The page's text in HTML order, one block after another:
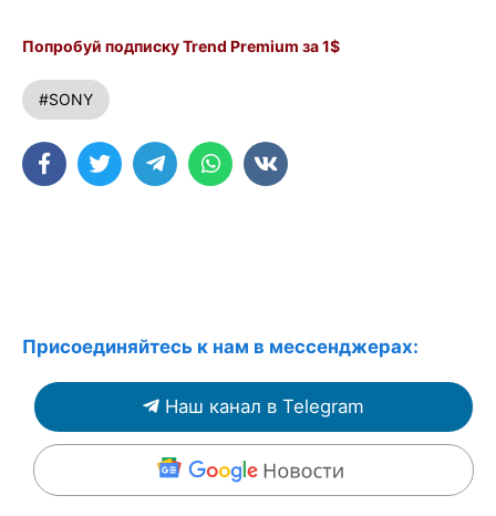
Попробуй подписку Trend Premium за 1$
#SONY
Присоединяйтесь к нам в мессенджерах:
Наш канал в Telegram